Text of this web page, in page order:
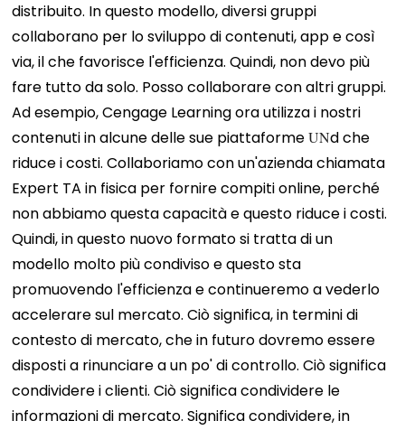
distribuito. In questo modello, diversi gruppi
collaborano per lo sviluppo di contenuti, app e così
via, il che favorisce l'efficienza. Quindi, non devo più
fare tutto da solo. Posso collaborare con altri gruppi.
Ad esempio, Cengage Learning ora utilizza i nostri
contenuti in alcune delle sue piattaformeUNd che
riduce i costi. Collaboriamo con un'azienda chiamata
Expert TA in fisica per fornire compiti online, perché
non abbiamo questa capacità e questo riduce i costi.
Quindi, in questo nuovo formato si tratta di un
modello molto più condiviso e questo sta
promuovendo l'efficienza e continueremo a vederlo
accelerare sul mercato. Ciò significa, in termini di
contesto di mercato, che in futuro dovremo essere
disposti a rinunciare a un po' di controllo. Ciò significa
condividere i clienti. Ciò significa condividere le
informazioni di mercato. Significa condividere, in